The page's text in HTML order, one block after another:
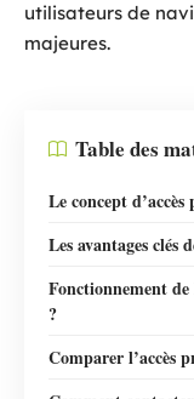
utilisateurs de
majeures.
Table des
Le concept
Les avantages clés
Fonctionnement
?
Comparer l’accès